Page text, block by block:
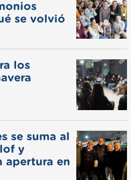
se volvió
los
se suma al
y
apertura en